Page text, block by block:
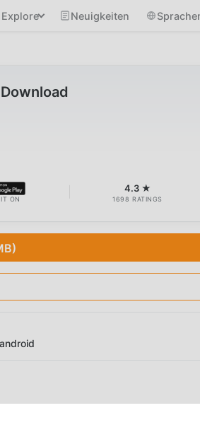
Explore Neuigkeiten
ON
4.3 ★
1698 RATINGS